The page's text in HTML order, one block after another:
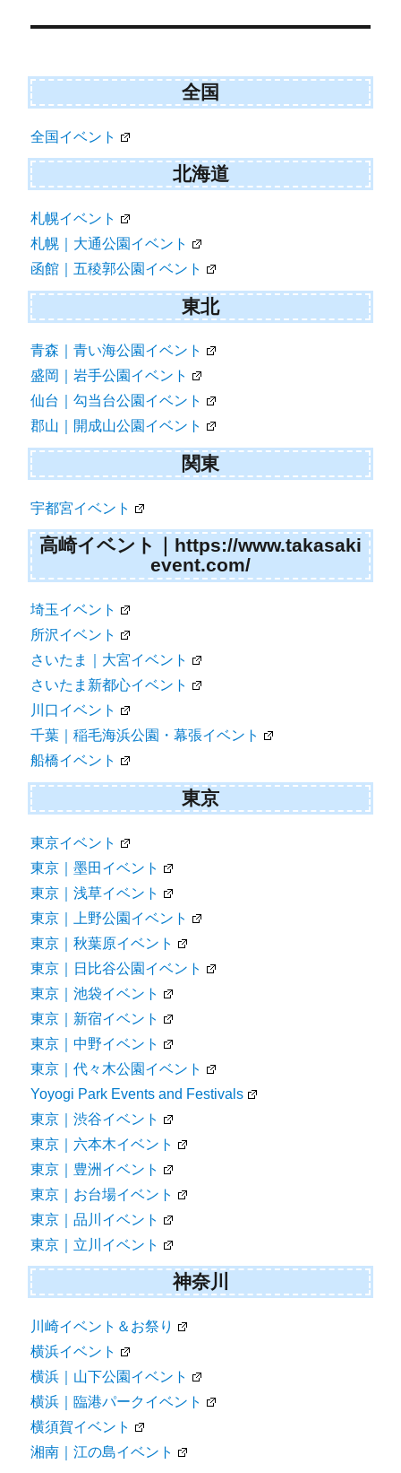
ー
ョ
ン
全国
全国イベント
北海道
札幌イベント
札幌｜大通公園イベント
函館｜五稜郭公園イベント
東北
青森｜青い海公園イベント
盛岡｜岩手公園イベント
仙台｜勾当台公園イベント
郡山｜開成山公園イベント
関東
宇都宮イベント
高崎イベント｜https://www.takasaki
event.com/
埼玉イベント
所沢イベント
さいたま｜大宮イベント
さいたま新都心イベント
川口イベント
千葉｜稲毛海浜公園・幕張イベント
船橋イベント
東京
東京イベント
東京｜墨田イベント
東京｜浅草イベント
東京｜上野公園イベント
東京｜秋葉原イベント
東京｜日比谷公園イベント
東京｜池袋イベント
東京｜新宿イベント
東京｜中野イベント
東京｜代々木公園イベント
Yoyogi Park Events and Festivals
東京｜渋谷イベント
東京｜六本木イベント
東京｜豊洲イベント
東京｜お台場イベント
東京｜品川イベント
東京｜立川イベント
神奈川
川崎イベント＆お祭り
横浜イベント
横浜｜山下公園イベント
横浜｜臨港パークイベント
横須賀イベント
湘南｜江の島イベント